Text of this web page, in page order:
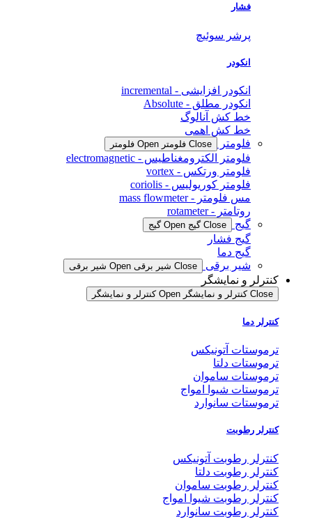
فشار
پرشر سوئیچ
انکودر
انکودر افزایشی - incremental
انکودر مطلق - Absolute
خط کش آنالوگ
خط کش اهمی
فلومتر
Close فلومتر Open فلومتر
فلومتر الکترومغناطیس - electromagnetic
فلومتر ورتکس - vortex
فلومتر کوریولیس - coriolis
مس فلومتر - mass flowmeter
روتامتر - rotameter
گیج
Close گیج Open گیج
گیج فشار
گیج دما
شیر برقی
Close شیر برقی Open شیر برقی
کنترلر و نمایشگر
Close کنترلر و نمایشگر Open کنترلر و نمایشگر
کنترلر دما
ترموستات آتونیکس
ترموستات دلتا
ترموستات ساموان
ترموستات شیوا امواج
ترموستات سانوارد
کنترلر رطوبت
کنترلر رطوبت آتونیکس
کنترلر رطوبت دلتا
کنترلر رطوبت ساموان
کنترلر رطوبت شیوا امواج
کنترلر رطوبت سانوارد